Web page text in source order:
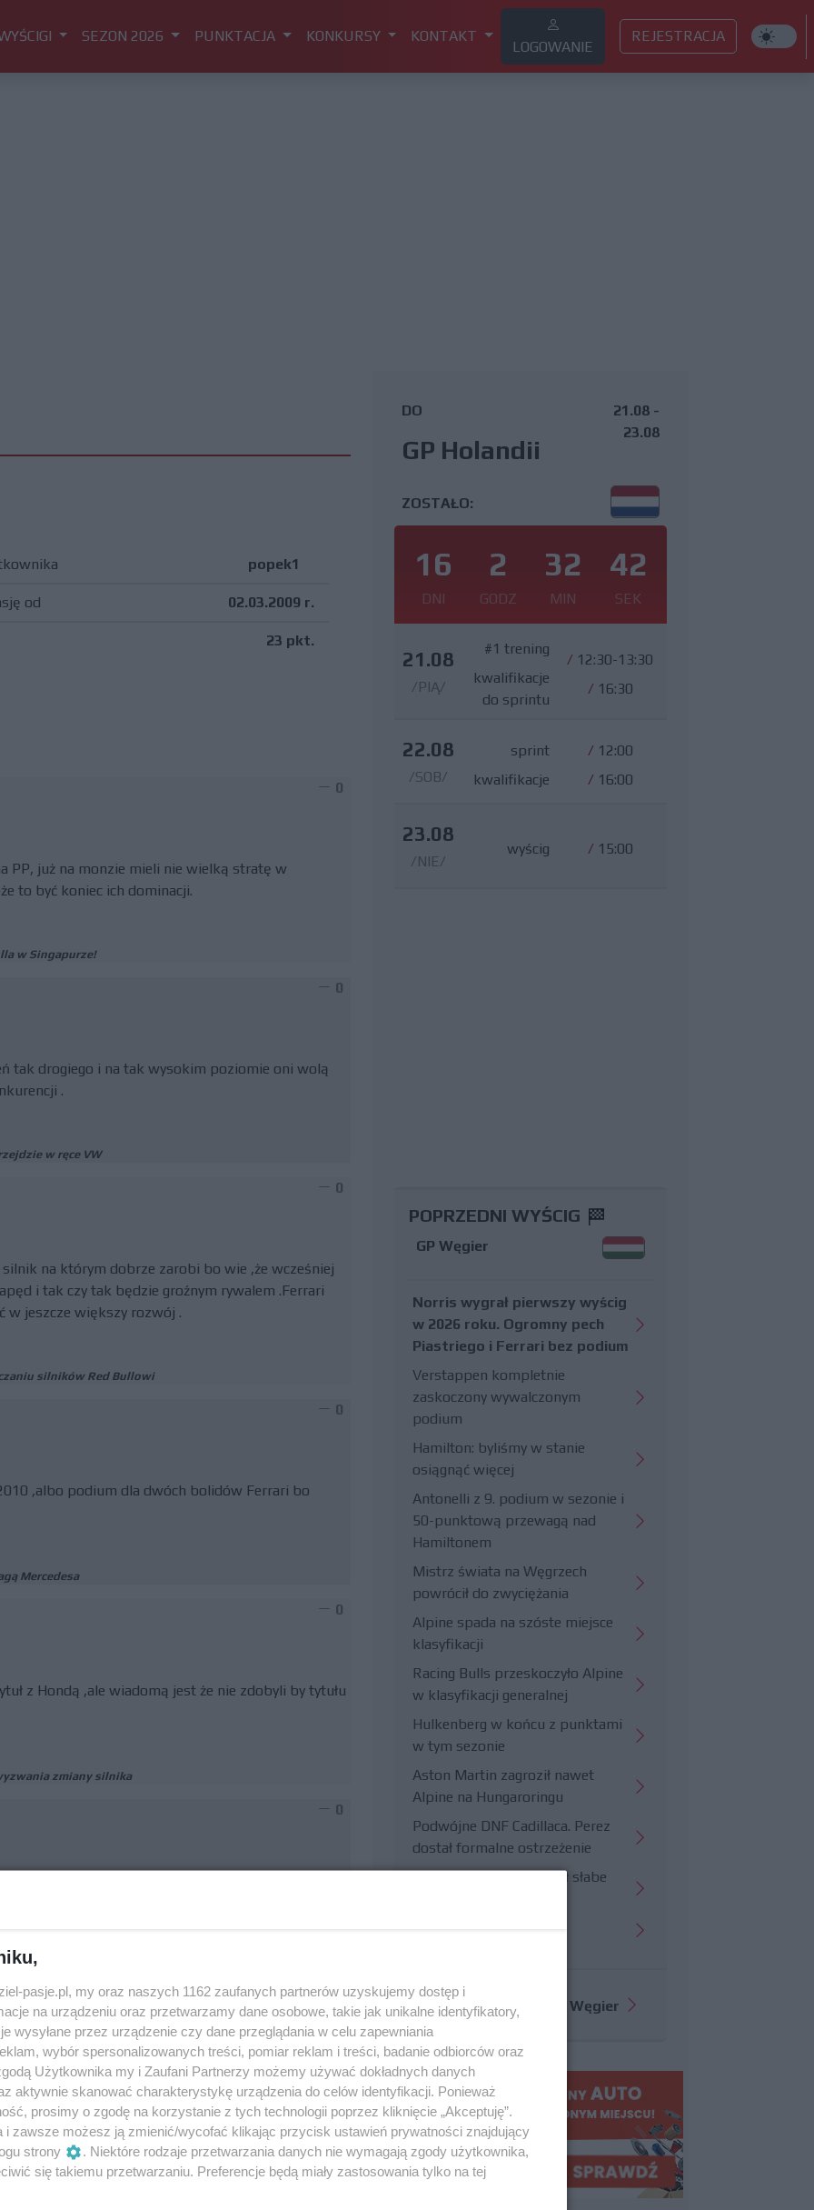
SEZON 2026 PUNKTACJA KONKURSY KONTAKT
LOGOWANIE
REJESTRACJA
popek1
od 02.03.2009 r.
23 pkt.
0
PP, już na monzie mieli nie wielką stratę w
to być koniec ich dominacji.
w Singapurze!
0
tak drogiego i na tak wysokim poziomie oni wolą
.
w ręce VW
0
na którym dobrze zarobi bo wie ,że wcześniej
i tak czy tak będzie groźnym rywalem .Ferrari
w jeszcze większy rozwój .
silników Red Bullowi
0
,albo podium dla dwóch bolidów Ferrari bo
Mercedesa
0
z Hondą ,ale wiadomą jest że nie zdobyli by tytułu
zmiany silnika
0
tylko gdy, to wiedział to już miał kontrakt z
spory postęp
0
każdy by wygrał z Rosbergiem bolidem
mocnego bolidu nic nie zrobi.
poprawiony silnik?
DO
GP Holandii
21.08 -
23.08
ZOSTAŁO:
16
DNI
2
GODZ
32
MIN
41
SEK
21.08
/PIĄ/
#1 trening
kwalifikacje
do sprintu
/ 12:30-13:30
/ 16:30
22.08
/SOB/
sprint
kwalifikacje
/ 12:00
/ 16:00
23.08
/NIE/
wyścig / 15:00
POPRZEDNI WYŚCIG
GP Węgier
Norris wygrał pierwszy wyścig
w 2026 roku. Ogromny pech
Piastriego i Ferrari bez podium
Verstappen kompletnie
zaskoczony wywalczonym
podium
Hamilton: byliśmy w stanie
osiągnąć więcej
Antonelli z 9. podium w sezonie i
50-punktową przewagą nad
Hamiltonem
Mistrz świata na Węgrzech
powrócił do zwyciężania
Alpine spada na szóste miejsce
klasyfikacji
Racing Bulls przeskoczyło Alpine
w klasyfikacji generalnej
Hulkenberg w końcu z punktami
w tym sezonie
Aston Martin zagroził nawet
Alpine na Hungaroringu
Podwójne DNF Cadillaca. Perez
dostał formalne ostrzeżenie
Hungaroring potwierdził słabe
Więcej informacji o GP Węgier
pasje.pl, my oraz naszych 1162 zaufanych partnerów uzyskujemy dostęp i
na urządzeniu oraz przetwarzamy dane osobowe, takie jak unikalne identyfikatory,
wysyłane przez urządzenie czy dane przeglądania w celu zapewniania
wybór spersonalizowanych treści, pomiar reklam i treści, badanie odbiorców oraz
Użytkownika my i Zaufani Partnerzy możemy używać dokładnych danych
aktywnie skanować charakterystykę urządzenia do celów identyfikacji. Ponieważ
prosimy o zgodę na korzystanie z tych technologii poprzez kliknięcie „Akceptuję”.
i zawsze możesz ją zmienić/wycofać klikając przycisk ustawień prywatności znajdujący
strony
. Niektóre rodzaje przetwarzania danych nie wymagają zgody użytkownika,
się takiemu przetwarzaniu. Preferencje będą miały zastosowania tylko na tej